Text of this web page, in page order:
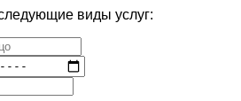
виды услуг: